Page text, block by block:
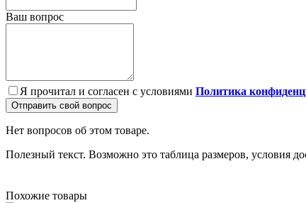
Ваш вопрос
Я прочитал и согласен с условиями Политика
Отправить свой вопрос
Нет вопросов об этом товаре.
Полезный текст. Возможно это таблица размеров, условия
Похожие товары